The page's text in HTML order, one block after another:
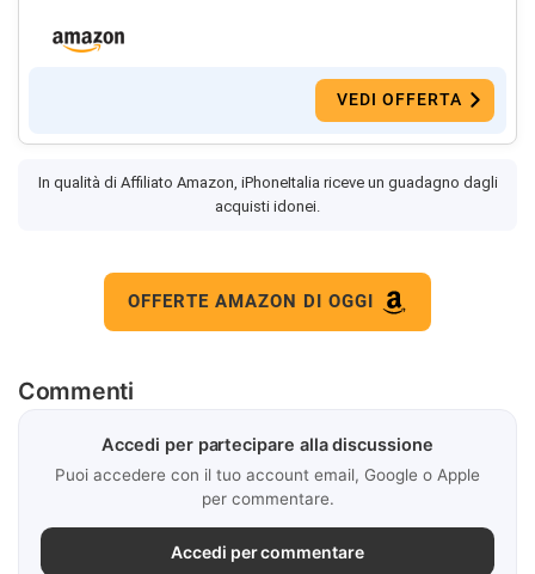
VEDI OFFERTA
In qualità di Affiliato Amazon, iPhoneItalia riceve un guadagno dagli
acquisti idonei.
OFFERTE AMAZON DI OGGI
Commenti
Accedi per partecipare alla discussione
Puoi accedere con il tuo account email, Google o Apple
per commentare.
Accedi per commentare